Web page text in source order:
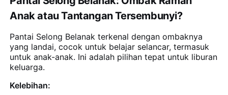
Anak atau Tantangan Tersembunyi?
Pantai Selong Belanak terkenal dengan ombaknya
yang landai, cocok untuk belajar selancar, termasuk
untuk anak-anak. Ini adalah pilihan tepat untuk liburan
keluarga.
Kelebihan: